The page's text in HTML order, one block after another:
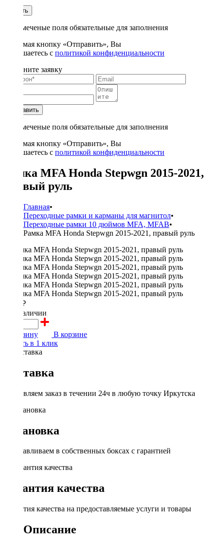
Купить
* - отмеченые поля обязательные для заполнения
Нажимая кнопку «Отправить», Вы
соглашаетесь с политикой конфиденциальности
Заполните заявку
Отправить
* - отмеченые поля обязательные для заполнения
Нажимая кнопку «Отправить», Вы
соглашаетесь с политикой конфиденциальности
Рамка MFA Honda Stepwgn 2015-2021,
правый руль
Главная•
Переходные рамки и карманы для магнитол•
Переходные рамки 10 дюймов MFA, MFAB•
Рамка MFA Honda Stepwgn 2015-2021, правый руль
1700 ₽
в наличии
В корзину
В корзине
Купить в 1 клик
Доставка
Доставляем заказ в течении 24ч в любую точку Иркутска
Установка
Устанавливаем в собственных боксах с гарантией
Гарантия качества
Гарантия качества на предоставляемые услуги и товары
Описание